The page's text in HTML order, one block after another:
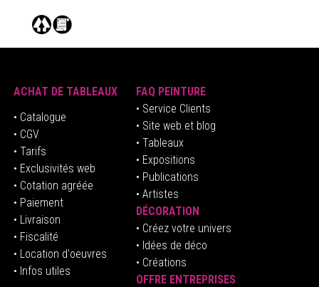
ACHAT DE TABLEAUX
• Catalogue
• CGV
• Tarifs
• Exclusivités web
• Cotation agréée
• Paiement
• Livraison
• Fiscalité
• Location d'oeuvres
• Infos utiles
FAQ PEINTURE
• Service Clients
• Site web et blog
• Tableaux
• Expositions
• Publications
• Artistes
DÉCORATION
• Créez votre univers
• Idées de déco
• Créations
OFFRE ENTREPRISES